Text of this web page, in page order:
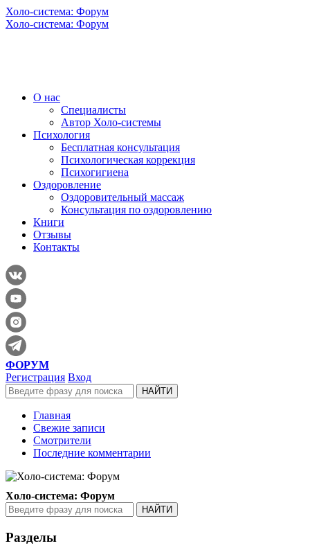
Холо-система: Форум
Холо-система: Форум
О нас
Специалисты
Автор Холо-системы
Психология
Бесплатная консультация
Психологическая коррекция
Психогигиена
Оздоровление
Оздоровительный массаж
Консультация по оздоровлению
Книги
Отзывы
Контакты
ФОРУМ
Регистрация Вход
Главная
Свежие записи
Смотрители
Последние комментарии
Холо-система: Форум
Разделы